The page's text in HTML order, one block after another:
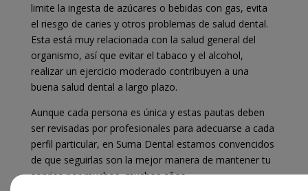
limite la ingesta de azúcares o bebidas con gas, evita
el riesgo de caries y otros problemas de salud dental.
Esta está muy relacionada con la salud general del
organismo, así que evitar el tabaco y el alcohol,
realizar un ejercicio moderado contribuyen a una
buena salud dental a largo plazo.
Aunque cada persona es única y estas pautas deben
ser revisadas por profesionales para adecuarse a cada
perfil particular, en Suma Dental estamos convencidos
de que seguirlas son la mejor manera de mantener tu
sonrisa por muchos, muchos años.